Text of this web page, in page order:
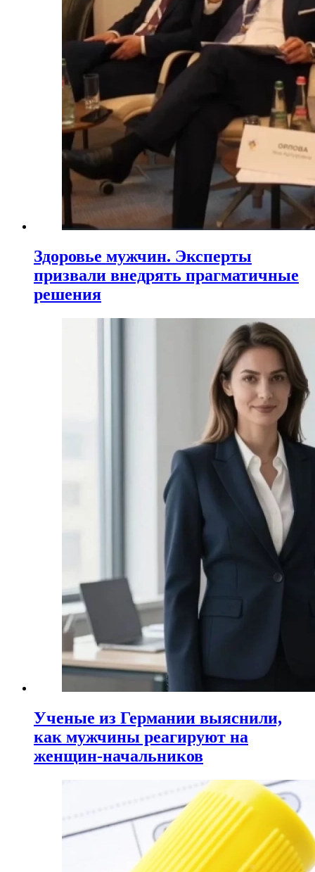
Здоровье мужчин. Эксперты
призвали внедрять прагматичные
решения
Ученые из Германии выяснили,
как мужчины реагируют на
женщин-начальников